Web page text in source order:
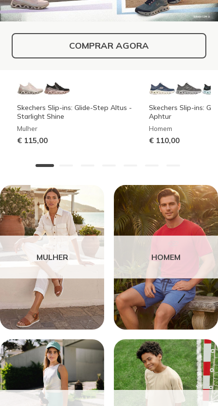
COMPRAR AGORA
Skechers Slip-ins: Glide-Step Altus -
Starlight Shine
Mulher
€ 115,00
Skechers Slip-ins:
Aphtur
Homem
€ 110,00
MULHER HOMEM